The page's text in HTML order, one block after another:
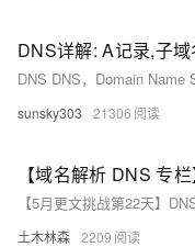
sunsky303 21306
土木林森 2209